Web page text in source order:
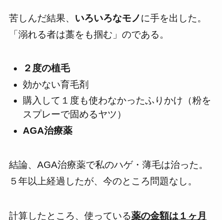
苦しんだ結果、 いろいろなモノに手を出した。
「溺れる者は藁をも掴む」のである。
２度の植毛
効かない育毛剤
購入して１度も使わなかったふりかけ（粉を
スプレーで固めるヤツ）
AGA治療薬
結論、 AGA治療薬で私のハゲ・薄毛は治った。
５年以上経過したが、今のところ問題なし。
計算したところ、使っている薬の金額は１ヶ月